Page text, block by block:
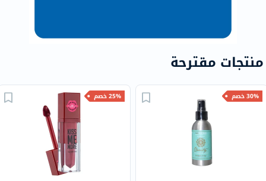
منتجات مقترحة
30% خصم 25% خصم